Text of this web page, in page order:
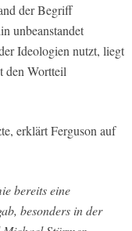
der Begriff
unbeanstandet
Ideologien nutzt, liegt
den Wortteil
erklärt Ferguson auf
bereits eine
besonders in der